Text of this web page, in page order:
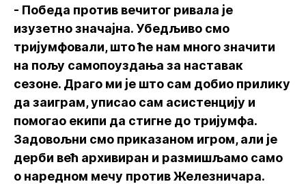
- Победа против вечитог ривала је
изузетно значајна. Убедљиво смо
тријумфовали, што ће нам много значити
на пољу самопоуздања за наставак
сезоне. Драго ми је што сам добио прилику
да заиграм, уписао сам асистенцију и
помогао екипи да стигне до тријумфа.
Задовољни смо приказаном игром, али је
дерби већ архивиран и размишљамо само
о наредном мечу против Железничара.